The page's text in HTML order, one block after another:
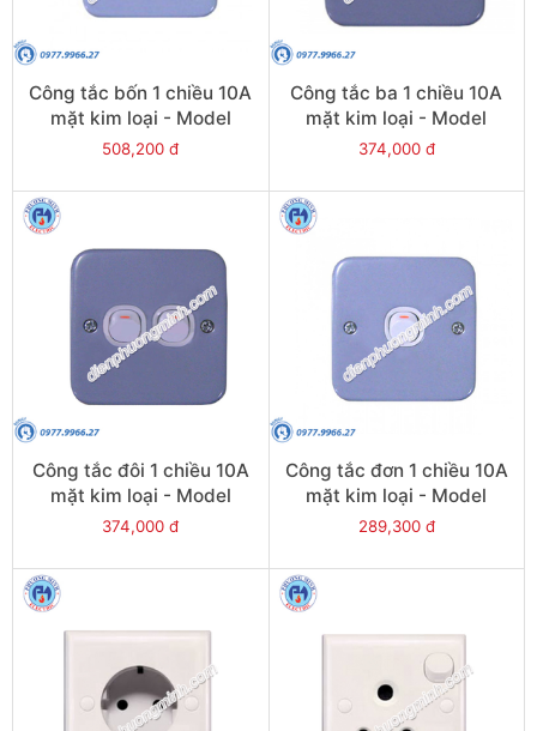
Công tắc bốn 1 chiều 10A
mặt kim loại - Model
ESM34_1_2AR
508,200 đ
Công tắc ba 1 chiều 10A
mặt kim loại - Model
ESM33_1_2AR
374,000 đ
Công tắc đôi 1 chiều 10A
mặt kim loại - Model
ESM32_1_2AR
374,000 đ
Công tắc đơn 1 chiều 10A
mặt kim loại - Model
ESM31_1_2AR
289,300 đ